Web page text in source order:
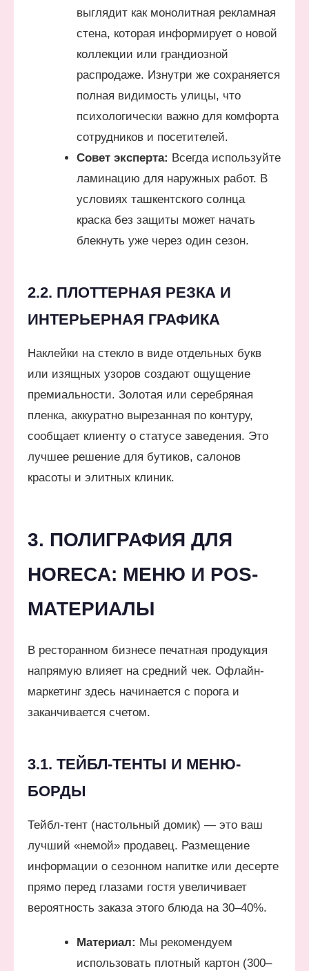
выглядит как монолитная рекламная
стена, которая информирует о новой
коллекции или грандиозной
распродаже. Изнутри же сохраняется
полная видимость улицы, что
психологически важно для комфорта
сотрудников и посетителей.
Совет эксперта: Всегда используйте
ламинацию для наружных работ. В
условиях ташкентского солнца
краска без защиты может начать
блекнуть уже через один сезон.
2.2. ПЛОТТЕРНАЯ РЕЗКА И
ИНТЕРЬЕРНАЯ ГРАФИКА
Наклейки на стекло в виде отдельных букв
или изящных узоров создают ощущение
премиальности. Золотая или серебряная
пленка, аккуратно вырезанная по контуру,
сообщает клиенту о статусе заведения. Это
лучшее решение для бутиков, салонов
красоты и элитных клиник.
3. ПОЛИГРАФИЯ ДЛЯ
HORECA: МЕНЮ И POS-
МАТЕРИАЛЫ
В ресторанном бизнесе печатная продукция
напрямую влияет на средний чек. Офлайн-
маркетинг здесь начинается с порога и
заканчивается счетом.
3.1. ТЕЙБЛ-ТЕНТЫ И МЕНЮ-
БОРДЫ
Тейбл-тент (настольный домик) — это ваш
лучший «немой» продавец. Размещение
информации о сезонном напитке или десерте
прямо перед глазами гостя увеличивает
вероятность заказа этого блюда на 30–40%.
Материал: Мы рекомендуем
использовать плотный картон (300–